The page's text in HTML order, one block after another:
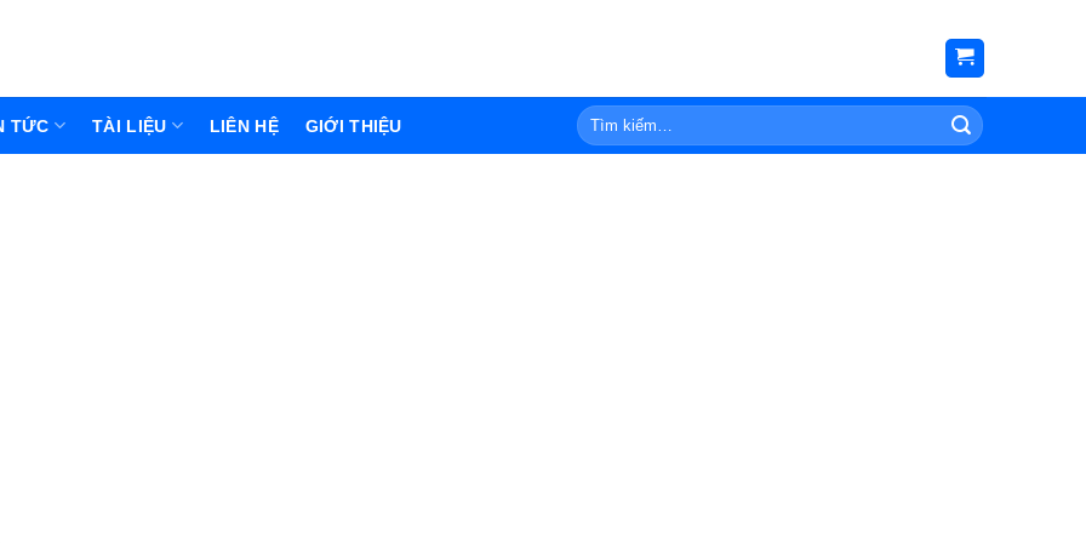
TỨC TÀI LIỆU LIÊN HỆ GIỚI THIỆU
Tìm
kiếm: